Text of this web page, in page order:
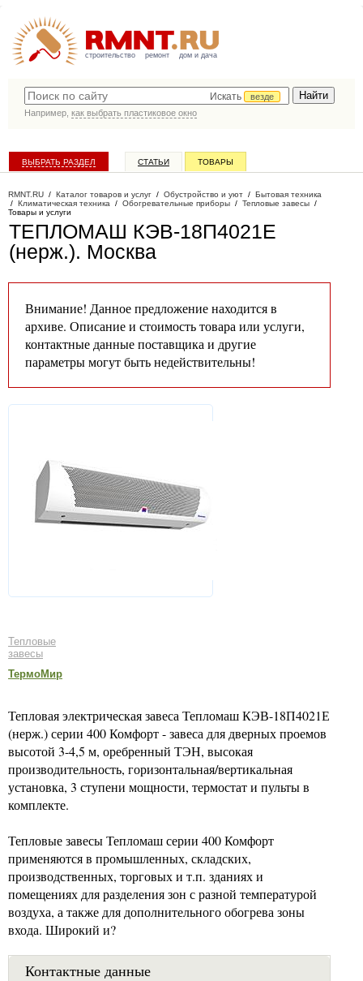
строительство ремонт дом и дача
Искать
везде
Например, как выбрать пластиковое окно
ВЫБРАТЬ РАЗДЕЛ СТАТЬИ ТОВАРЫ
RMNT.RU / Каталог товаров и услуг / Обустройство и уют / Бытовая техника
/ Климатическая техника / Обогревательные приборы / Тепловые завесы /
Товары и услуги
ТЕПЛОМАШ КЭВ-18П4021Е
(нерж.). Москва
Внимание! Данное предложение находится в
архиве. Описание и стоимость товара или услуги,
контактные данные поставщика и другие
параметры могут быть недействительны!
Тепловые
завесы
ТермоМир
Тепловая электрическая завеса Тепломаш КЭВ-18П4021Е
(нерж.) серии 400 Комфорт - завеса для дверных проемов
высотой 3-4,5 м, оребренный ТЭН, высокая
производительность, горизонтальная/вертикальная
установка, 3 ступени мощности, термостат и пульты в
комплекте.
Тепловые завесы Тепломаш серии 400 Комфорт
применяются в промышленных, складских,
производственных, торговых и т.п. зданиях и
помещениях для разделения зон с разной температурой
воздуха, а также для дополнительного обогрева зоны
входа. Широкий и?
Контактные данные